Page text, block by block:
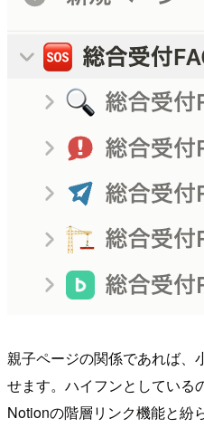
親子ページの関係であれば、
せます。ハイフンとしている
Notionの階層リンク機能と紛